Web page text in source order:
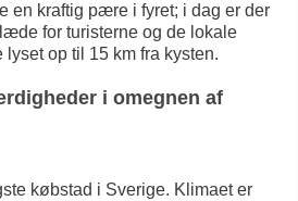
en kraftig pære i fyret; i dag er der
for turisterne og de lokale
op til 15 km fra kysten.
i omegnen af
købstad i Sverige. Klimaet er